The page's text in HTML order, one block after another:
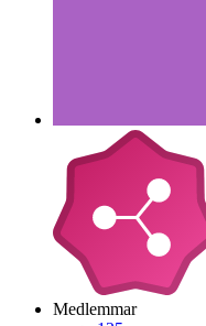
Medlemmar